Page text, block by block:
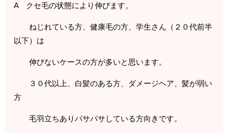
A クセ毛の状態により伸びます。
ねじれている方、健康毛の方、学生さん（２０代前半
以下）は
伸びないケースの方が多いと思います。
３０代以上、白髪のある方、ダメージヘア、髪が弱い
方
毛羽立ちありパサパサしている方向きです。